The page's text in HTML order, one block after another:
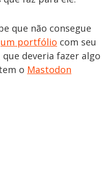
que não consegue
um portfólio com seu
deveria fazer algo
o Mastodon